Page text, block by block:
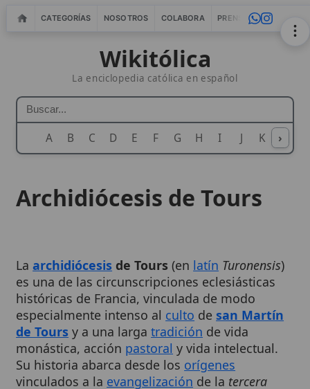
CATEGORÍAS NOSOTROS COLABORA PRENSA WEBMASTERS
Wikitólica
La enciclopedia católica en español
A B C D E F G H I J K L M
›
históricas de Francia, vinculada de modo
especialmente intenso alcultodesan Martín
de Toursy a una largatradiciónde vida
monástica, acciónpastoraly vida intelectual.
Su historia abarca desde losorígenes
vinculados a laevangelización de latercera
Lugdunensey la consolidación del cristianismo
en el territorio, hasta las reorganizaciones